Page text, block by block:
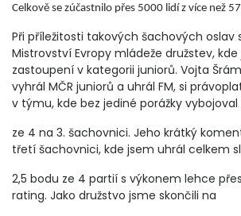
Celkově se zúčastnilo přes 5000 lidí z více než
Při příležitosti takových šachových oslav
Mistrovství Evropy mládeže družstev,
zastoupení v kategorii juniorů. Vojta
vyhrál MČR juniorů a uhrál FM, si
v týmu, kde bez jediné porážky vybojoval
ze 4 na 3. šachovnici. Jeho krátký
třetí šachovnici, kde jsem uhrál celkem
2,5 bodu ze 4 partií s výkonem lehce
rating. Jako družstvo jsme skončili na